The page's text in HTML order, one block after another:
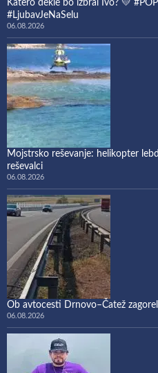
Katero dekle bo izbral Ivo? 💛
#LjubavJeNaSelu
06.08.2026
Mojstrsko reševanje: helikopter
reševalci
06.08.2026
Ob avtocesti Drnovo–Čatež
06.08.2026